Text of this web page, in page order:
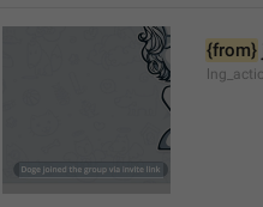
{from}